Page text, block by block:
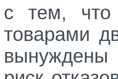
с тем, что
товарами
вынуждены